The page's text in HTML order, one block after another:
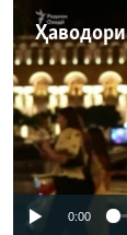
0:00